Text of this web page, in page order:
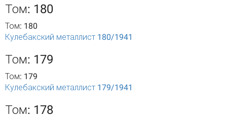
Том: 180
Том: 180
Кулебакский металлист 180/1941
Том: 179
Том: 179
Кулебакский металлист 179/1941
Том: 178